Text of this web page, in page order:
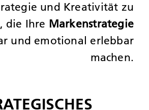
und Kreativität zu
die Ihre Markenstrategie
und emotional erlebbar
machen.